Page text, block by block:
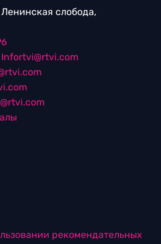
слобода,
Infortvi@rtvi.com
рекомендательных